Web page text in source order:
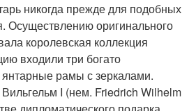
никогда прежде для подобных
Осуществлению оригинального
королевская коллекция
входили три богато
рамы с зеркалами.
I (нем. Friedrich Wilhelm